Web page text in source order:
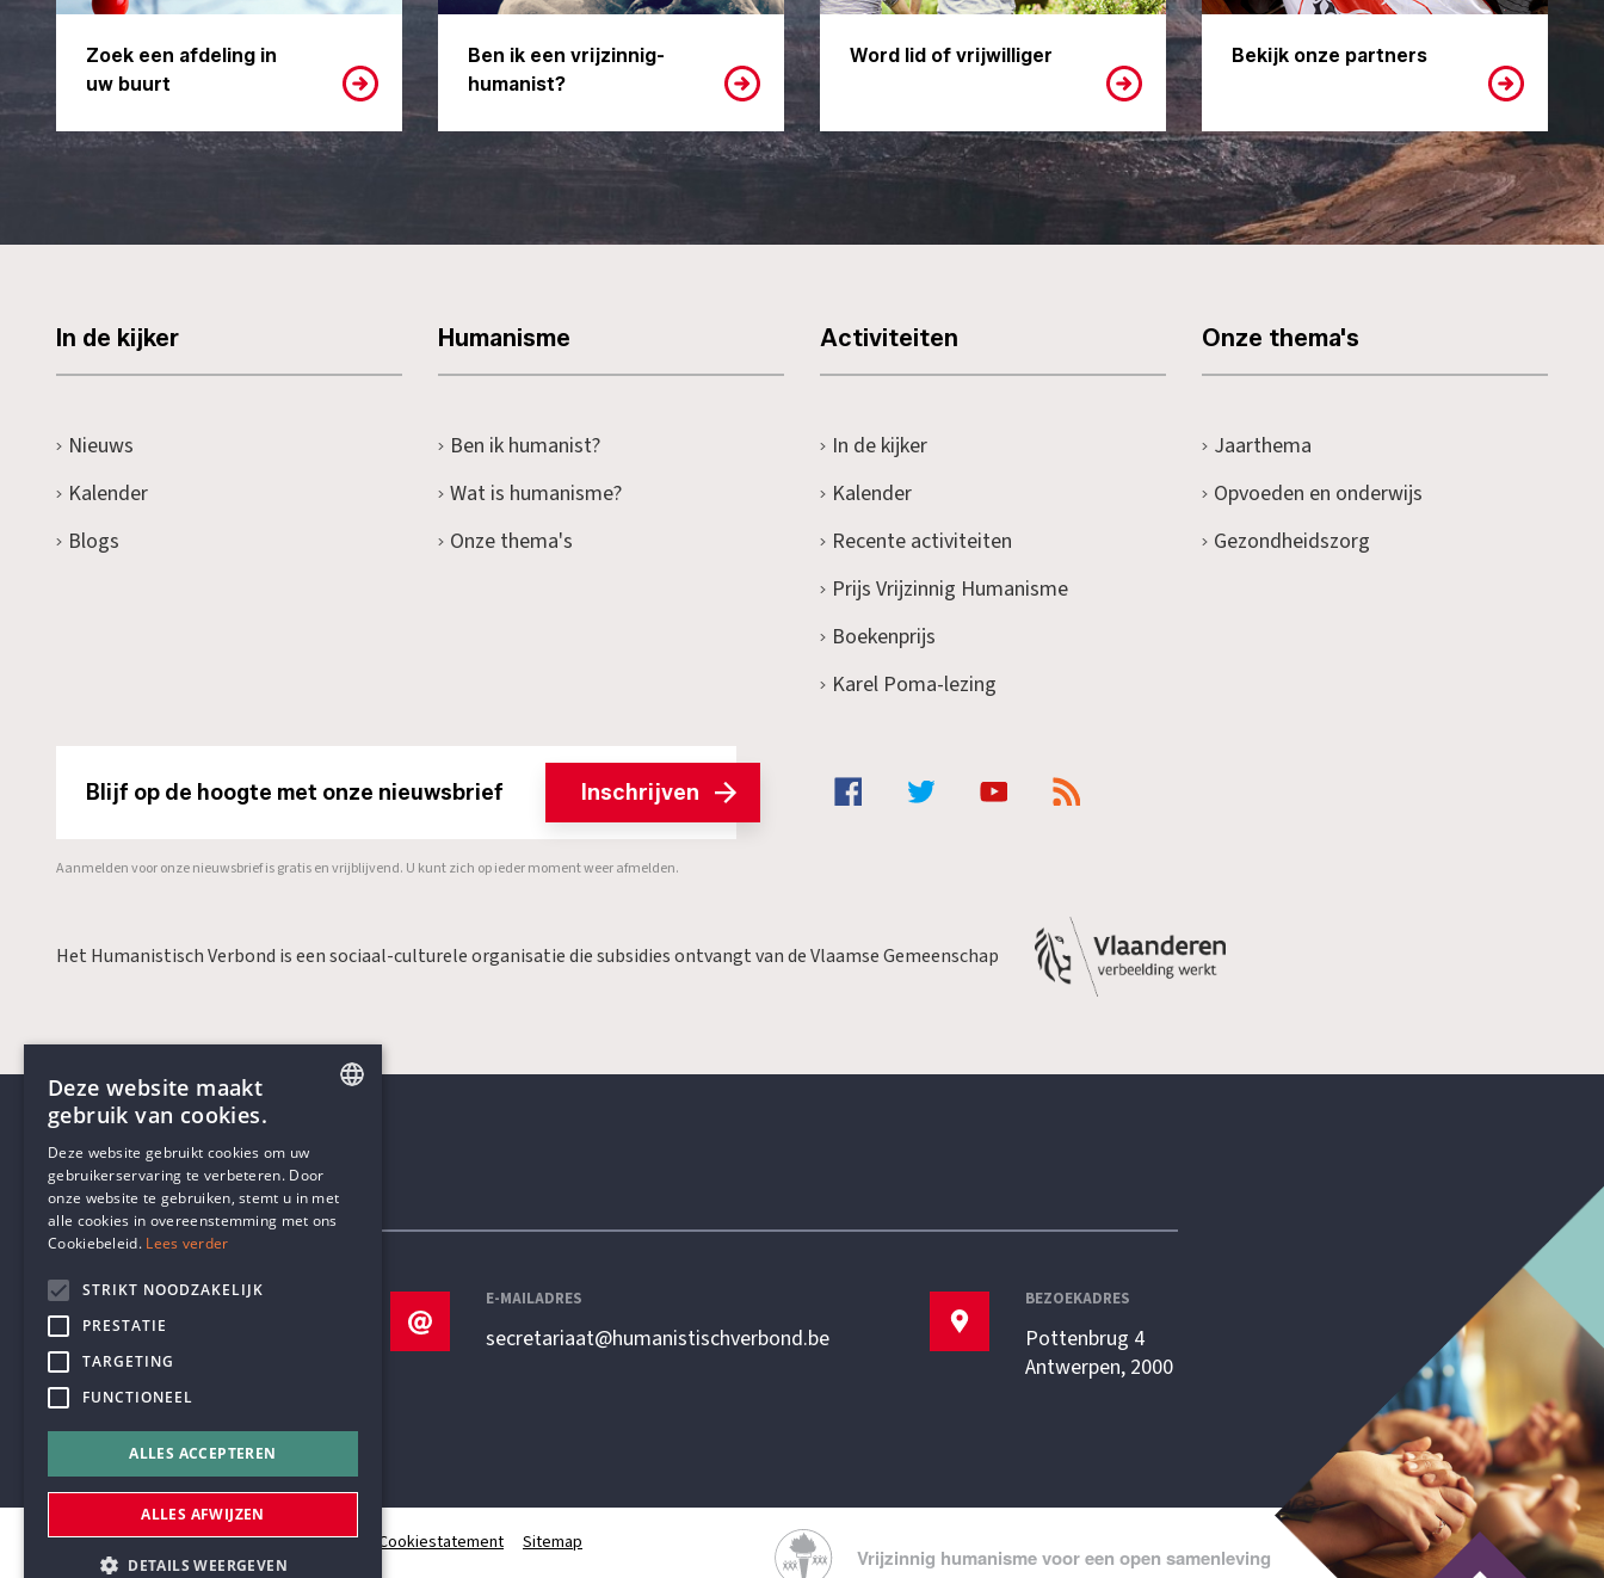
Zoek een afdeling in
uw buurt
Ben ik een vrijzinnig-
humanist?
Word lid of vrijwilliger Bekijk onze partners
In de kijker
Nieuws
Kalender
Blogs
Humanisme
Ben ik humanist?
Wat is humanisme?
Onze thema's
Activiteiten
In de kijker
Kalender
Recente activiteiten
Prijs Vrijzinnig Humanisme
Boekenprijs
Karel Poma-lezing
Onze thema's
Jaarthema
Opvoeden en onderwijs
Gezondheidszorg
Blijf op de hoogte met onze nieuwsbrief Inschrijven
Aanmelden voor onze nieuwsbrief is gratis en vrijblijvend. U kunt zich op ieder moment weer afmelden.
Het Humanistisch Verbond is een sociaal-culturele organisatie die subsidies ontvangt van de Vlaamse Gemeenschap
Contactgegevens
TELEFOON
+32 3 233 70 32
E-MAILADRES
secretariaat@humanistischverbond.be
BEZOEKADRES
Pottenbrug 4
Antwerpen, 2000
© Humanistisch Verbond 2026 Privacy Cookiestatement Sitemap
#codedwithlove byCodelines
DUTCH
Deze website maakt
gebruik van cookies.
Deze website gebruikt cookies om uw
gebruikerservaring te verbeteren. Door
onze website te gebruiken, stemt u in met
alle cookies in overeenstemming met ons
Cookiebeleid. Lees verder
STRIKT NOODZAKELIJK
PRESTATIE
TARGETING
FUNCTIONEEL
ALLES ACCEPTEREN
ALLES AFWIJZEN
DETAILS WEERGEVEN